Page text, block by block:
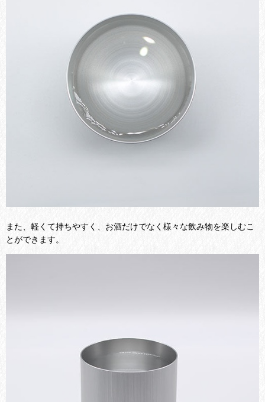
また、軽くて持ちやすく、お酒だけでなく様々な飲み物を楽しむこ
とができます。